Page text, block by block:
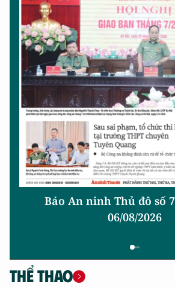
Báo An ninh Thủ đô số
06/08/2026
THỂ THAO